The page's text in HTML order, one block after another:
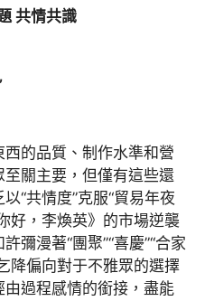
共情共識
的品質、制作水準和營
關主要，但僅有這些還
“共情度”克服“貿易年夜
好，李煥英》的市場逆襲
彌漫著“團聚”“喜慶”“合家
降偏向對于不雅眾的選擇
過程感情的銜接，盡能